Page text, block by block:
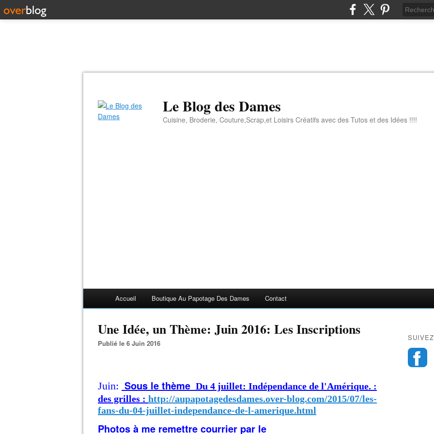
Le Blog des Dames
Cuisine, Broderie, Couture,Scrap,et Loisirs Créatifs avec des Tutos et des Idées !!!!
Accueil Boutique Au Papotage Des Dames Contact
Une Idée, un Thème: Juin 2016: Les Inscriptions
Publié le 6 Juin 2016
Juin: Sous le thème Du 4 juillet: Indépendance de l'Amérique. :
des grilles : http://aupapotagedesdames.over-blog.com/2015/07/les-
fans-du-04-juillet-independance-de-l-amerique.html
Photos à me remettre courrier par le